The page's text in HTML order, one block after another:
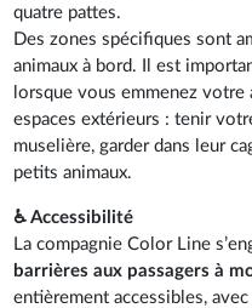
quatre pattes.
Des zones spécifiques sont
animaux à bord. Il est
lorsque vous emmenez votre
espaces extérieurs : tenir
muselière, garder dans leur
petits animaux.
♿ Accessibilité
La compagnie Color Line
barrières aux passagers à
entièrement accessibles,